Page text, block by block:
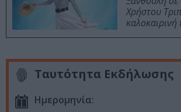
Χρήστου
καλοκαιρινή
Ταυτότητα Εκδήλωσης
Ημερομηνία: